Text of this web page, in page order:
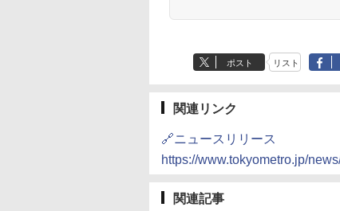
ポスト リスト
関連リンク
🔗ニュースリリース
https://www.tokyometro.jp/
関連記事